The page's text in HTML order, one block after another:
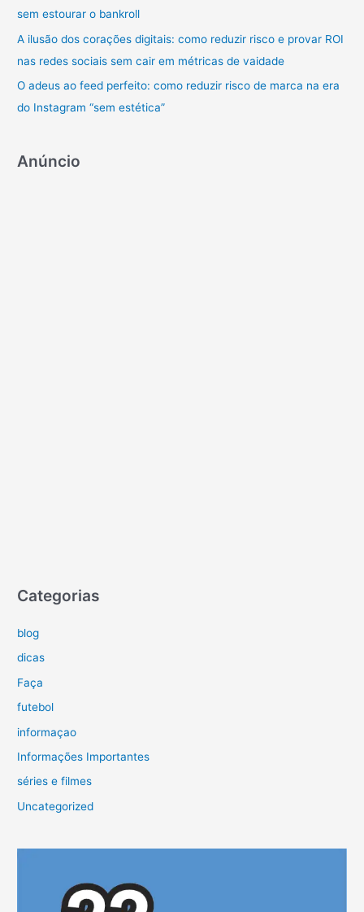
o
sem estourar o bankroll
A ilusão dos corações digitais: como reduzir risco e provar ROI
nas redes sociais sem cair em métricas de vaidade
O adeus ao feed perfeito: como reduzir risco de marca na era
do Instagram “sem estética”
Anúncio
Categorias
blog
dicas
Faça
futebol
informaçao
Informações Importantes
séries e filmes
Uncategorized